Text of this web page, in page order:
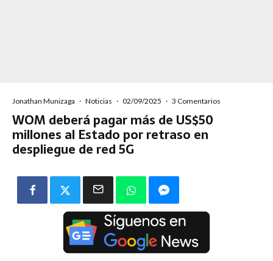
Jonathan Munizaga · Noticias · 02/09/2025 · 3 Comentarios
WOM deberá pagar más de US$50
millones al Estado por retraso en
despliegue de red 5G